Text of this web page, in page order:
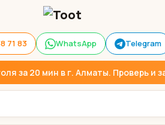
71 83 WhatsApp Telegram
за 20 мин в г. Алматы. Проверь и